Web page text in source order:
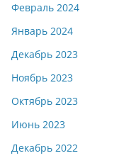
Февраль 2024
Январь 2024
Декабрь 2023
Ноябрь 2023
Октябрь 2023
Июнь 2023
Декабрь 2022